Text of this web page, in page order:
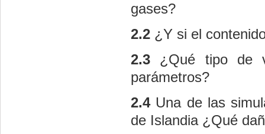
gases?
2.2 ¿Y si el
2.3 ¿Qué tipo de
parámetros?
2.4Una de las
de Islandia ¿Qué